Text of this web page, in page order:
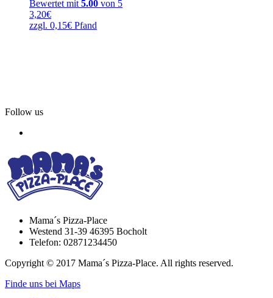
Bewertet mit5.00 von 5
3,20€
zzgl. 0,15€ Pfand
Follow us
Mama´s Pizza-Place
Westend 31-39 46395 Bocholt
Telefon: 02871234450
Copyright © 2017 Mama´s Pizza-Place. All rights reserved.
Finde uns bei Maps